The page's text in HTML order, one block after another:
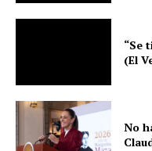
“Se
(El
No